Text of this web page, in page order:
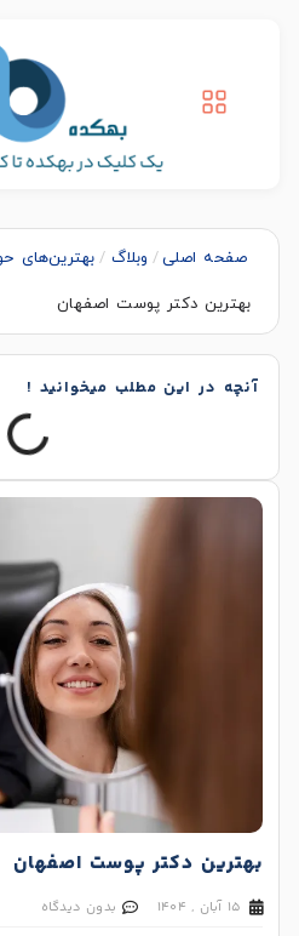
صفحه اصلی/ وبلاگ / بهترین‌های
بهترین دکتر پوست اصفهان
بهترین دکتر پوست اصفهان
15 آبان , 1404 بدون دیدگاه
آنچه در این مطلب میخوانید !